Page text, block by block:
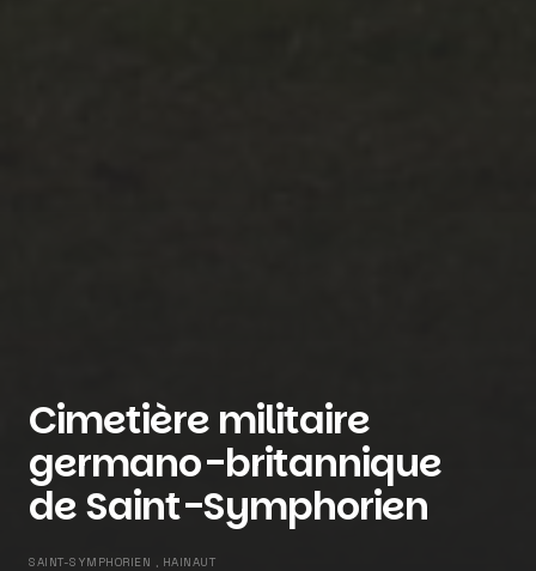
Cimetière militaire
germano-britannique
de Saint-Symphorien
SAINT-SYMPHORIEN , HAINAUT